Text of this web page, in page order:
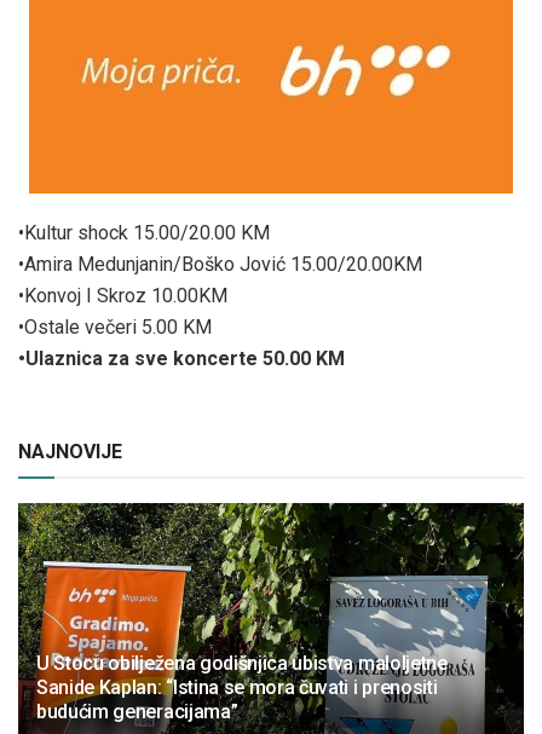
•Kultur shock 15.00/20.00 KM
•Amira Medunjanin/Boško Jović 15.00/20.00KM
•Konvoj I Skroz 10.00KM
•Ostale večeri 5.00 KM
•Ulaznica za sve koncerte 50.00 KM
NAJNOVIJE
U Stocu obilježena godišnjica ubistva maloljetne
Sanide Kaplan: “Istina se mora čuvati i prenositi
budućim generacijama”